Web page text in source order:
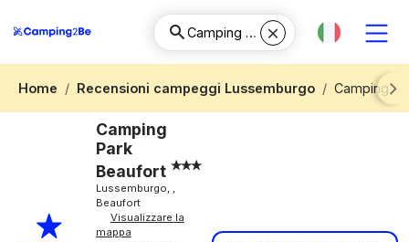
Home Recensioni campeggi Lussemburgo
Camping
Next
Camping
Park
Beaufort
Lussemburgo, ,
Beaufort
Visualizzare la
mappa